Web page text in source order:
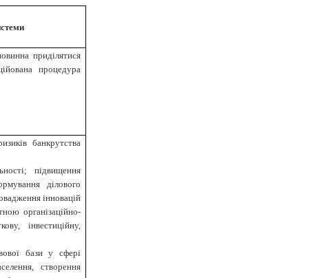
приділятися
процедура
банкрутства
підвищення
ділового
інновацій
організаційно-
інвестиційну,
бази у сфері
створення